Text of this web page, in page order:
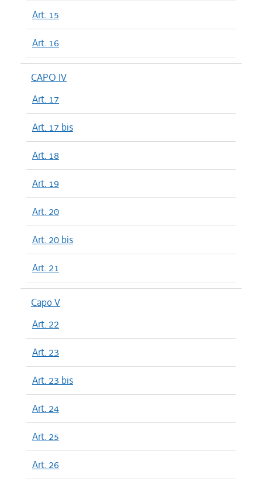
Art. 15
Art. 16
CAPO IV
Art. 17
Art. 17 bis
Art. 18
Art. 19
Art. 20
Art. 20 bis
Art. 21
Capo V
Art. 22
Art. 23
Art. 23 bis
Art. 24
Art. 25
Art. 26